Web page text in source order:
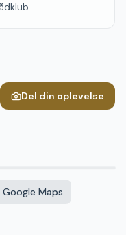
Del din oplevelse
Google Maps